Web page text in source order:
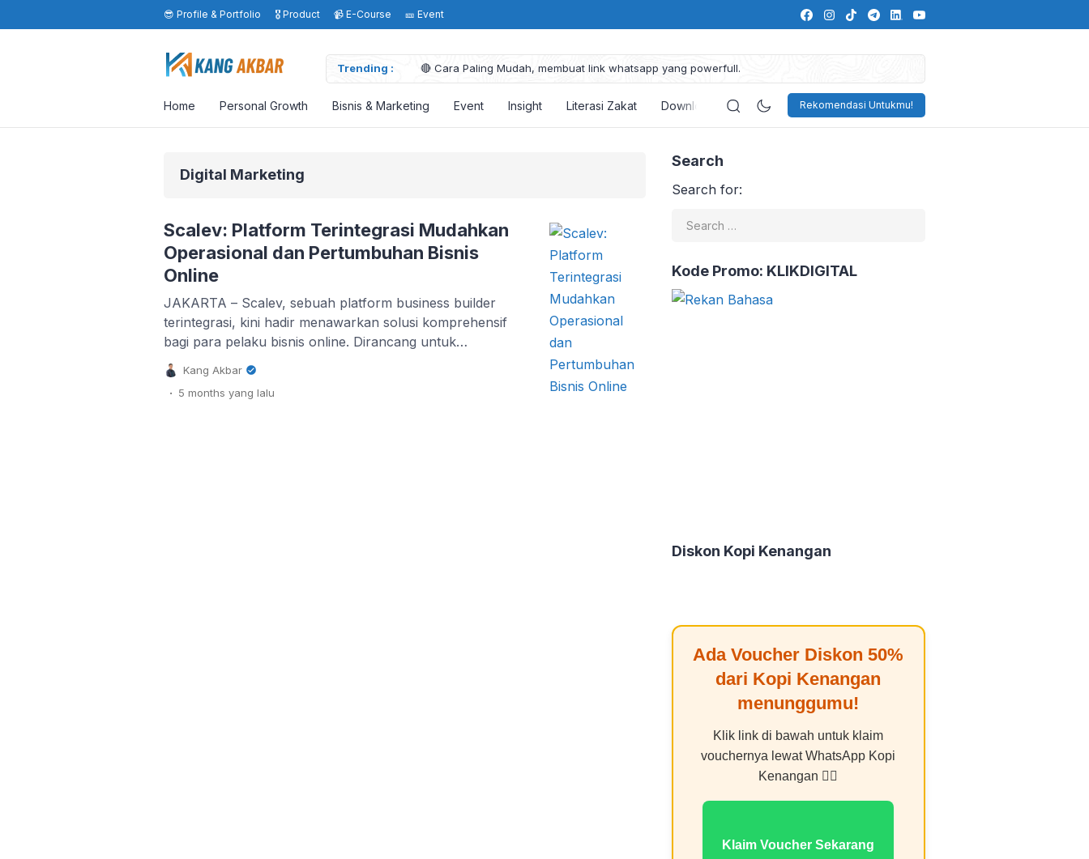
😎 Profile & Portfolio 🎖️ Product 📹 E-Course 🎫 Event
Trending :
🔴 Cara Paling Mudah, membuat link whatsapp yang powerfull.
5 Hal penting tentang Prinsip Pareto dalam Marketing
Visi Misi Pernikahanku Sudah Ada Dalam Al-Qur’an !
Rekomendasi Untukmu!
Home Personal Growth Bisnis & Marketing Event Insight Literasi Zakat Download
Digital Marketing
Scalev: Platform Terintegrasi Mudahkan
Operasional dan Pertumbuhan Bisnis
Online
JAKARTA – Scalev, sebuah platform business builder
terintegrasi, kini hadir menawarkan solusi komprehensif
bagi para pelaku bisnis online. Dirancang untuk
mempermudah operasional, Scalev menyediakan fitur
mulai dari pembuatan landing page yang cepat,
manajemen pesanan, hingga integrasi sistem pembayaran
Kang Akbar
. 5 months yang lalu
Search
Search for:
Kode Promo: KLIKDIGITAL
Diskon Kopi Kenangan
Ada Voucher Diskon50%
dari Kopi Kenangan
menunggumu!
Klik link di bawah untuk klaim
vouchernya lewat WhatsApp Kopi
Kenangan 👇🏻
Klaim Voucher Sekarang